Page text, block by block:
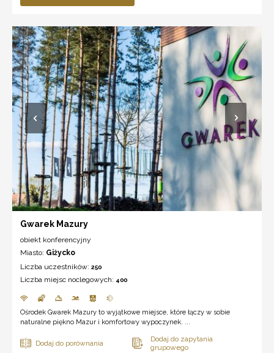
Gwarek Mazury
obiekt konferencyjny
Miasto: Giżycko
Liczba uczestników: 250
Liczba miejsc noclegowych: 400
Ośrodek Gwarek Mazury to wyjątkowe miejsce, które łączy w sobie
naturalne piękno Mazur i komfortowy wypoczynek. ...